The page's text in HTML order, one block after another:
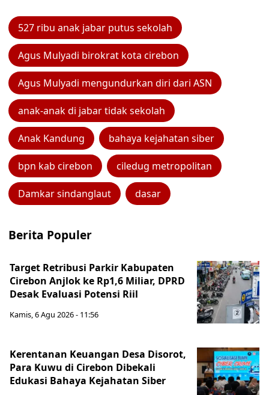
527 ribu anak jabar putus sekolah
Agus Mulyadi birokrat kota cirebon
Agus Mulyadi mengundurkan diri dari ASN
anak-anak di jabar tidak sekolah
Anak Kandung bahaya kejahatan siber
bpn kab cirebon ciledug metropolitan
Damkar sindanglaut dasar
Berita Populer
Target Retribusi Parkir Kabupaten
Cirebon Anjlok ke Rp1,6 Miliar, DPRD
Desak Evaluasi Potensi Riil
Kamis, 6 Agu 2026 - 11:56
Kerentanan Keuangan Desa Disorot,
Para Kuwu di Cirebon Dibekali
Edukasi Bahaya Kejahatan Siber